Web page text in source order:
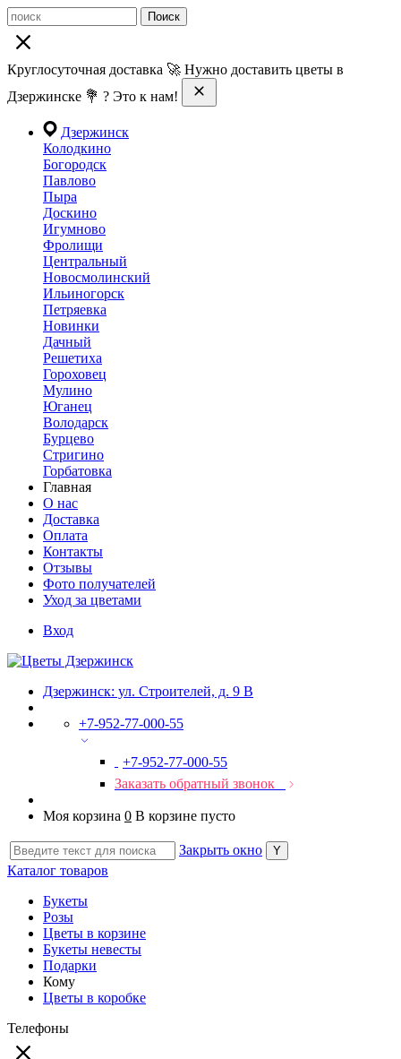
Поиск
Круглосуточная доставка 🚀 Нужно доставить цветы в
Дзержинске 💐 ? Это к нам!
Дзержинск
Колодкино
Богородск
Павлово
Пыра
Доскино
Игумново
Фролищи
Центральный
Новосмолинский
Ильиногорск
Петряевка
Новинки
Дачный
Решетиха
Гороховец
Мулино
Юганец
Володарск
Бурцево
Стригино
Горбатовка
Главная
О нас
Доставка
Оплата
Контакты
Отзывы
Фото получателей
Уход за цветами
Вход
Дзержинск: ул. Строителей, д. 9 В
+7-952-77-000-55
+7-952-77-000-55
Заказать обратный звонок
Моя корзина 0 В корзине пусто
Закрыть окно
Каталог товаров
Букеты
Розы
Цветы в корзине
Букеты невесты
Подарки
Кому
Цветы в коробке
Телефоны